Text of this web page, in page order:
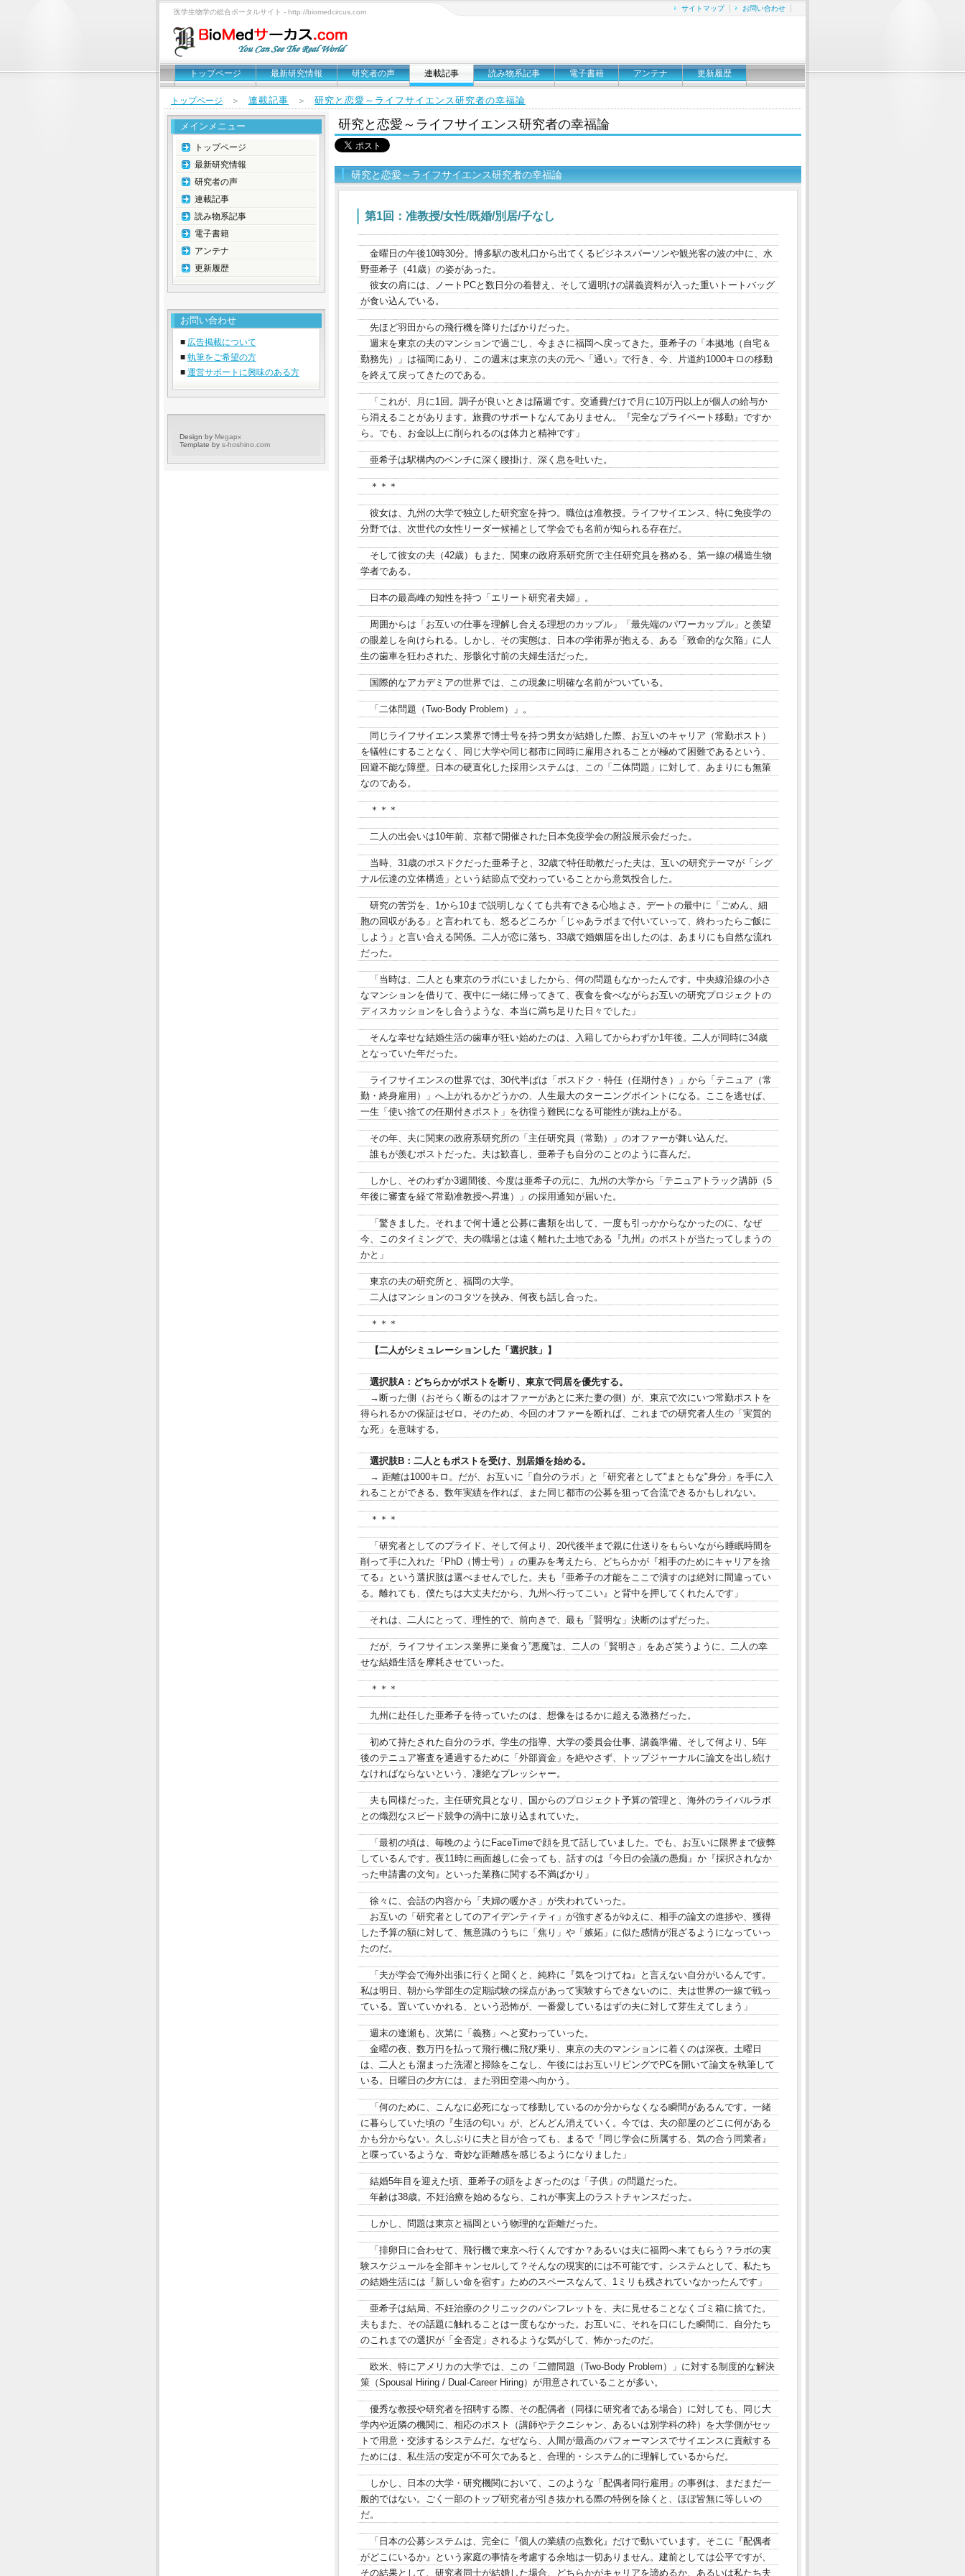
医学生物学の総合ポータルサイト - http://biomedcircus.com サイトマップ お問い合わせ
トップページ 最新研究情報 研究者の声 連載記事 読み物系記事 電子書籍 アンテナ 更新履歴
トップページ ＞ 連載記事 ＞ 研究と恋愛～ライフサイエンス研究者の幸福論
研究と恋愛～ライフサイエンス研究者の幸福論
研究と恋愛～ライフサイエンス研究者の幸福論
第1回：准教授/女性/既婚/別居/子なし
金曜日の午後10時30分。博多駅の改札口から出てくるビジネスパーソンや観光客の波の中に、水
野亜希子（41歳）の姿があった。
彼女の肩には、ノートPCと数日分の着替え、そして週明けの講義資料が入った重いトートバッグ
が食い込んでいる。
先ほど羽田からの飛行機を降りたばかりだった。
週末を東京の夫のマンションで過ごし、今まさに福岡へ戻ってきた。亜希子の「本拠地（自宅＆
勤務先）」は福岡にあり、この週末は東京の夫の元へ「通い」で行き、今、片道約1000キロの移動
を終えて戻ってきたのである。
「これが、月に1回。調子が良いときは隔週です。交通費だけで月に10万円以上が個人の給与か
ら消えることがあります。旅費のサポートなんてありません。『完全なプライベート移動』ですか
ら。でも、お金以上に削られるのは体力と精神です」
亜希子は駅構内のベンチに深く腰掛け、深く息を吐いた。
＊＊＊
彼女は、九州の大学で独立した研究室を持つ。職位は准教授。ライフサイエンス、特に免疫学の
分野では、次世代の女性リーダー候補として学会でも名前が知られる存在だ。
そして彼女の夫（42歳）もまた、関東の政府系研究所で主任研究員を務める、第一線の構造生物
学者である。
日本の最高峰の知性を持つ「エリート研究者夫婦」。
周囲からは「お互いの仕事を理解し合える理想のカップル」「最先端のパワーカップル」と羨望
の眼差しを向けられる。しかし、その実態は、日本の学術界が抱える、ある「致命的な欠陥」に人
生の歯車を狂わされた、形骸化寸前の夫婦生活だった。
国際的なアカデミアの世界では、この現象に明確な名前がついている。
「二体問題（Two-Body Problem）」。
同じライフサイエンス業界で博士号を持つ男女が結婚した際、お互いのキャリア（常勤ポスト）
を犠牲にすることなく、同じ大学や同じ都市に同時に雇用されることが極めて困難であるという、
回避不能な障壁。日本の硬直化した採用システムは、この「二体問題」に対して、あまりにも無策
なのである。
＊＊＊
二人の出会いは10年前、京都で開催された日本免疫学会の附設展示会だった。
当時、31歳のポスドクだった亜希子と、32歳で特任助教だった夫は、互いの研究テーマが「シグ
ナル伝達の立体構造」という結節点で交わっていることから意気投合した。
研究の苦労を、1から10まで説明しなくても共有できる心地よさ。デートの最中に「ごめん、細
胞の回収がある」と言われても、怒るどころか「じゃあラボまで付いていって、終わったらご飯に
しよう」と言い合える関係。二人が恋に落ち、33歳で婚姻届を出したのは、あまりにも自然な流れ
だった。
「当時は、二人とも東京のラボにいましたから、何の問題もなかったんです。中央線沿線の小さ
なマンションを借りて、夜中に一緒に帰ってきて、夜食を食べながらお互いの研究プロジェクトの
ディスカッションをし合うような、本当に満ち足りた日々でした」
そんな幸せな結婚生活の歯車が狂い始めたのは、入籍してからわずか1年後。二人が同時に34歳
となっていた年だった。
ライフサイエンスの世界では、30代半ばは「ポスドク・特任（任期付き）」から「テニュア（常
勤・終身雇用）」へ上がれるかどうかの、人生最大のターニングポイントになる。ここを逃せば、
一生「使い捨ての任期付きポスト」を彷徨う難民になる可能性が跳ね上がる。
その年、夫に関東の政府系研究所の「主任研究員（常勤）」のオファーが舞い込んだ。
誰もが羨むポストだった。夫は歓喜し、亜希子も自分のことのように喜んだ。
しかし、そのわずか3週間後、今度は亜希子の元に、九州の大学から「テニュアトラック講師（5
年後に審査を経て常勤准教授へ昇進）」の採用通知が届いた。
「驚きました。それまで何十通と公募に書類を出して、一度も引っかからなかったのに、なぜ
今、このタイミングで、夫の職場とは遠く離れた土地である『九州』のポストが当たってしまうの
かと」
東京の夫の研究所と、福岡の大学。
二人はマンションのコタツを挟み、何夜も話し合った。
＊＊＊
【二人がシミュレーションした「選択肢」】
選択肢A：どちらかがポストを断り、東京で同居を優先する。
→断った側（おそらく断るのはオファーがあとに来た妻の側）が、東京で次にいつ常勤ポストを
得られるかの保証はゼロ。そのため、今回のオファーを断れば、これまでの研究者人生の「実質的
な死」を意味する。
選択肢B：二人ともポストを受け、別居婚を始める。
→ 距離は1000キロ。だが、お互いに「自分のラボ」と「研究者として"まともな"身分」を手に入
れることができる。数年実績を作れば、また同じ都市の公募を狙って合流できるかもしれない。
＊＊＊
「研究者としてのプライド、そして何より、20代後半まで親に仕送りをもらいながら睡眠時間を
削って手に入れた『PhD（博士号）』の重みを考えたら、どちらかが『相手のためにキャリアを捨
てる』という選択肢は選べませんでした。夫も『亜希子の才能をここで潰すのは絶対に間違ってい
る。離れても、僕たちは大丈夫だから、九州へ行ってこい』と背中を押してくれたんです」
それは、二人にとって、理性的で、前向きで、最も「賢明な」決断のはずだった。
だが、ライフサイエンス業界に巣食う”悪魔”は、二人の「賢明さ」をあざ笑うように、二人の幸
せな結婚生活を摩耗させていった。
＊＊＊
九州に赴任した亜希子を待っていたのは、想像をはるかに超える激務だった。
初めて持たされた自分のラボ。学生の指導、大学の委員会仕事、講義準備、そして何より、5年
後のテニュア審査を通過するために「外部資金」を絶やさず、トップジャーナルに論文を出し続け
なければならないという、凄絶なプレッシャー。
夫も同様だった。主任研究員となり、国からのプロジェクト予算の管理と、海外のライバルラボ
との熾烈なスピード競争の渦中に放り込まれていた。
「最初の頃は、毎晩のようにFaceTimeで顔を見て話していました。でも、お互いに限界まで疲弊
しているんです。夜11時に画面越しに会っても、話すのは『今日の会議の愚痴』か『採択されなか
った申請書の文句』といった業務に関する不満ばかり」
徐々に、会話の内容から「夫婦の暖かさ」が失われていった。
お互いの「研究者としてのアイデンティティ」が強すぎるがゆえに、相手の論文の進捗や、獲得
した予算の額に対して、無意識のうちに「焦り」や「嫉妬」に似た感情が混ざるようになっていっ
たのだ。
「夫が学会で海外出張に行くと聞くと、純粋に『気をつけてね』と言えない自分がいるんです。
私は明日、朝から学部生の定期試験の採点があって実験すらできないのに、夫は世界の一線で戦っ
ている。置いていかれる、という恐怖が、一番愛しているはずの夫に対して芽生えてしまう」
週末の逢瀬も、次第に「義務」へと変わっていった。
金曜の夜、数万円を払って飛行機に飛び乗り、東京の夫のマンションに着くのは深夜。土曜日
は、二人とも溜まった洗濯と掃除をこなし、午後にはお互いリビングでPCを開いて論文を執筆して
いる。日曜日の夕方には、また羽田空港へ向かう。
「何のために、こんなに必死になって移動しているのか分からなくなる瞬間があるんです。一緒
に暮らしていた頃の『生活の匂い』が、どんどん消えていく。今では、夫の部屋のどこに何がある
かも分からない。久しぶりに夫と目が合っても、まるで『同じ学会に所属する、気の合う同業者』
と喋っているような、奇妙な距離感を感じるようになりました」
結婚5年目を迎えた頃、亜希子の頭をよぎったのは「子供」の問題だった。
年齢は38歳。不妊治療を始めるなら、これが事実上のラストチャンスだった。
しかし、問題は東京と福岡という物理的な距離だった。
「排卵日に合わせて、飛行機で東京へ行くんですか？あるいは夫に福岡へ来てもらう？ラボの実
験スケジュールを全部キャンセルして？そんなの現実的には不可能です。システムとして、私たち
の結婚生活には『新しい命を宿す』ためのスペースなんて、1ミリも残されていなかったんです」
亜希子は結局、不妊治療のクリニックのパンフレットを、夫に見せることなくゴミ箱に捨てた。
夫もまた、その話題に触れることは一度もなかった。お互いに、それを口にした瞬間に、自分たち
のこれまでの選択が「全否定」されるような気がして、怖かったのだ。
欧米、特にアメリカの大学では、この「二體問題（Two-Body Problem）」に対する制度的な解決
策（Spousal Hiring / Dual-Career Hiring）が用意されていることが多い。
優秀な教授や研究者を招聘する際、その配偶者（同様に研究者である場合）に対しても、同じ大
学内や近隣の機関に、相応のポスト（講師やテクニシャン、あるいは別学科の枠）を大学側がセッ
トで用意・交渉するシステムだ。なぜなら、人間が最高のパフォーマンスでサイエンスに貢献する
ためには、私生活の安定が不可欠であると、合理的・システム的に理解しているからだ。
しかし、日本の大学・研究機関において、このような「配偶者同行雇用」の事例は、まだまだ一
般的ではない。ごく一部のトップ研究者が引き抜かれる際の特例を除くと、ほぼ皆無に等しいの
だ。
「日本の公募システムは、完全に『個人の業績の点数化』だけで動いています。そこに『配偶者
がどこにいるか』という家庭の事情を考慮する余地は一切ありません。建前としては公平ですが、
その結果として、研究者同士が結婚した場合、どちらかがキャリアを諦めるか、あるいは私たち夫
メインメニュー
トップページ
最新研究情報
研究者の声
連載記事
読み物系記事
電子書籍
アンテナ
更新履歴
お問い合わせ
■ 広告掲載について
■ 執筆をご希望の方
■ 運営サポートに興味のある方
Design by Megapx
Template by s-hoshino.com